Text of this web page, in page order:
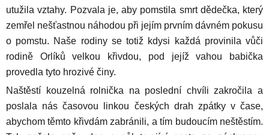
utužila vztahy. Pozvala je, aby pomstila smrt dědečka, který
zemřel nešťastnou náhodou při jejím prvním dávném pokusu
o pomstu. Naše rodiny se totiž kdysi každá provinila vůči
rodině Orlíků velkou křivdou, pod jejíž vahou babička
provedla tyto hrozivé činy.
Naštěstí kouzelná rolnička na poslední chvíli zakročila a
poslala nás časovou linkou českých drah zpátky v čase,
abychom těmto křivdám zabránili, a tím budoucím neštěstím.